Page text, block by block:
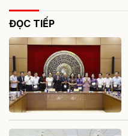
ĐỌC TIẾP